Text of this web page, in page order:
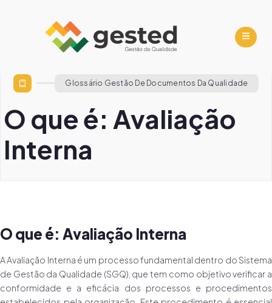
Glossário Gestão De Documentos Da Qualidade
O que é: Avaliação
Interna
O que é: Avaliação Interna
A Avaliação Interna é um processo fundamental dentro do Sistema
de Gestão da Qualidade (SGQ), que tem como objetivo verificar a
conformidade e a eficácia dos processos e procedimentos